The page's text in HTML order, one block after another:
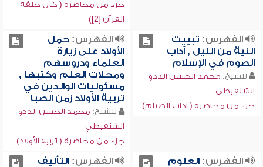
جزء من محاضرة ( كان خلقه
القرآن [2])
الفهرس: تبييت
النية من الليل , آداب
الصوم في الإسلام
للشيخ: محمد الحسن الددو
الشنقيطي
جزء من محاضرة ( آداب الصيام)
الفهرس:حمل
الأولاد على زيارة
العلماء ودروسهم
ومحلات العلم وكتبها ,
مسئوليات الوالدين في
تربية الأولاد زمن الصبا
للشيخ: محمد الحسن الددو
الشنقيطي
جزء من محاضرة ( تربية الأولاد)
الفهرس:العلوم
الفهرس:التأليف